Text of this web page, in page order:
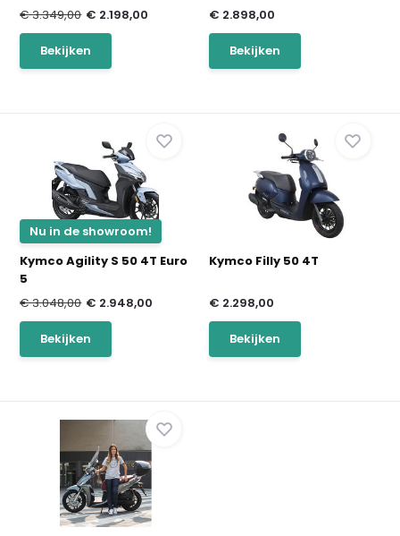
€ 3.349,00 € 2.198,00
Bekijken
€ 2.898,00
Bekijken
Nu in de showroom!
Kymco Agility S 50 4T Euro
5
€ 3.048,00 € 2.948,00
Bekijken
Kymco Filly 50 4T
€ 2.298,00
Bekijken